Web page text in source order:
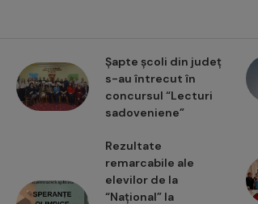
Șapte școli din județ
s-au întrecut în
concursul “Lecturi
sadoveniene”
Rezultate
remarcabile ale
elevilor de la
“Național” la